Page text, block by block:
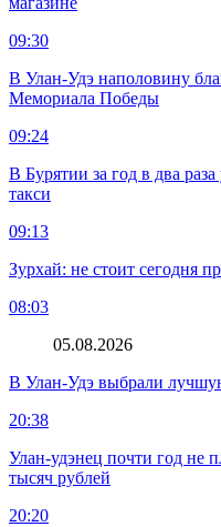
09:30
В Улан-Удэ наполовину
Мемориала Победы
09:24
В Бурятии за год в два
такси
09:13
Зурхай: не стоит сегодня
08:03
05.08.2026
В Улан-Удэ выбрали
20:38
Улан-удэнец почти год не
тысяч рублей
20:20